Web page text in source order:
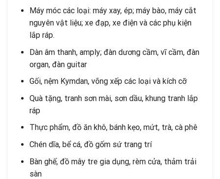
Máy móc các loại: máy xay, ép; máy bào, máy cắt
nguyên vật liệu; xe đạp, xe điện và các phụ kiện
lắp ráp.
Dàn âm thanh, amply; đàn dương cầm, vĩ cầm, đàn
organ, đàn guitar
Gối, nệm Kymdan, võng xếp các loại và kích cỡ
Quà tặng, tranh sơn mài, sơn dầu, khung tranh lắp
ráp
Thực phẩm, đồ ăn khô, bánh kẹo, mứt, trà, cà phê
Chén dĩa, bể cá, đồ gốm sứ trang trí
Bàn ghế, đồ mây tre gia dụng, rèm cửa, thảm trải
sàn